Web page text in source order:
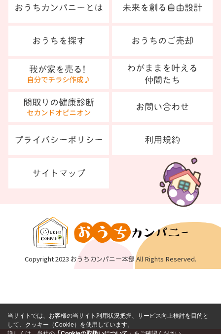
Copyright 2023 おうちカンパニー本部 All Rights Reserved.
当サイトでは、お客様の当サイト利用状況把握、サービス向上検討を目的と
して、クッキー（Cookie）を使用しています。